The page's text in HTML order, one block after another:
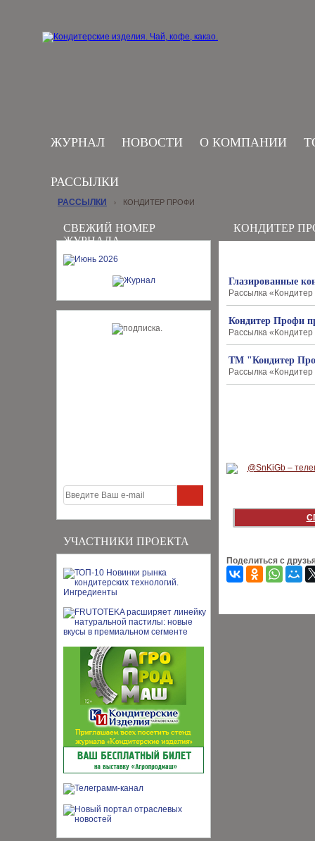
ЖУРНАЛ НОВОСТИ О КОМПАНИИ
РАССЫЛКИ
СВЕЖИЙ НОМЕР
ЖУРНАЛА
УЧАСТНИКИ ПРОЕКТА
РАССЫЛКИ › КОНДИТЕР ПРОФИ
КОНДИТЕР
Глазированные
Рассылка
Кондитер Профи
Рассылка
ТМ "Кондитер
Рассылка
Поделиться с